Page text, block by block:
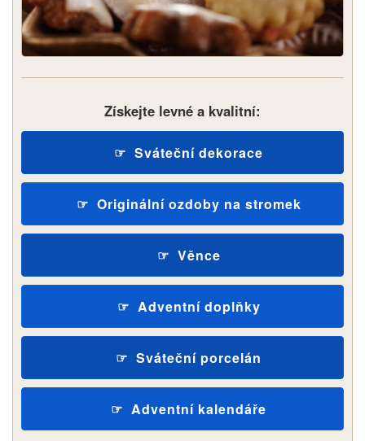
Získejte levné a kvalitní:
Sváteční dekorace
Originální ozdoby na stromek
Věnce
Adventní doplňky
Sváteční porcelán
Adventní kalendáře